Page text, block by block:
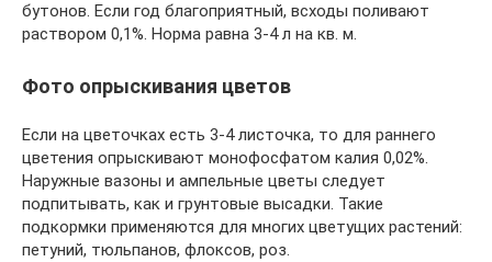
бутонов. Если год благоприятный, всходы поливают
раствором 0,1%. Норма равна 3-4 л на кв. м.
Фото опрыскивания цветов
Если на цветочках есть 3-4 листочка, то для раннего
цветения опрыскивают монофосфатом калия 0,02%.
Наружные вазоны и ампельные цветы следует
подпитывать, как и грунтовые высадки. Такие
подкормки применяются для многих цветущих растений:
петуний, тюльпанов, флоксов, роз.